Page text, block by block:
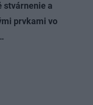
stvárnenie a
prvkami vo